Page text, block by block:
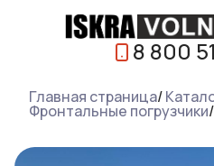
8 800
Главная страница/
Фронтальные погрузчики/